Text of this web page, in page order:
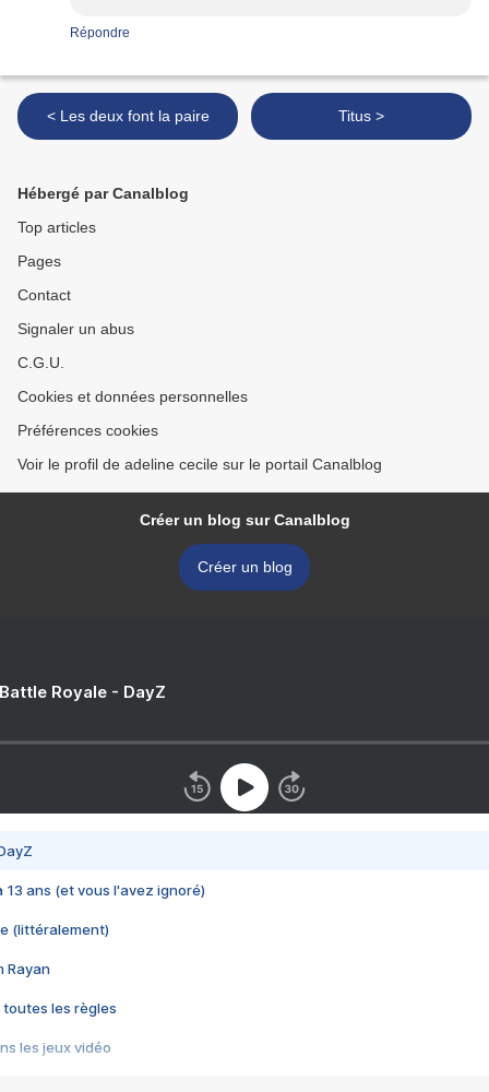
Répondre
< Les deux font la paire Titus >
Hébergé par Canalblog
Top articles
Pages
Contact
Signaler un abus
C.G.U.
Cookies et données personnelles
Préférences cookies
Voir le profil de adeline cecile sur le portail Canalblog
Créer un blog sur Canalblog
Créer un blog
Royale - DayZ
13 ans (et vous l'avez ignoré)
(littéralement)
Rayan
toutes les règles
les jeux vidéo